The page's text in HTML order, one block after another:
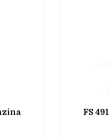
FS